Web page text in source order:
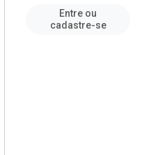
Entre ou
cadastre-se